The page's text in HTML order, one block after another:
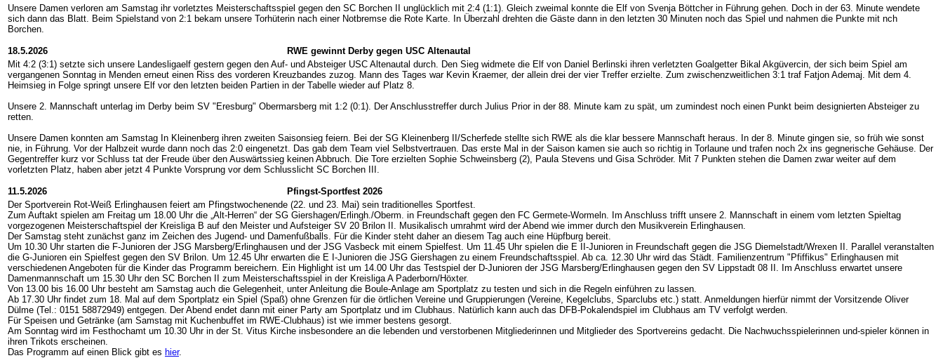
Unsere Damen verloren am Samstag ihr vorletztes Meisterschaftsspiel gegen den SC Borchen II unglücklich mit 2:4 (1:1). Gleich zweimal konnte die Elf von Svenja Böttcher in Führung gehen. Doch in der 63. Minute wendete
sich dann das Blatt. Beim Spielstand von 2:1 bekam unsere Torhüterin nach einer Notbremse die Rote Karte. In Überzahl drehten die Gäste dann in den letzten 30 Minuten noch das Spiel und nahmen die Punkte mit nch
Borchen.
18.5.2026
RWE gewinnt Derby gegen USC Altenautal
Mit 4:2 (3:1) setzte sich unsere Landesligaelf gestern gegen den Auf- und Absteiger USC Altenautal durch. Den Sieg widmete die Elf von Daniel Berlinski ihren verletzten Goalgetter Bikal Akgüvercin, der sich beim Spiel am
vergangenen Sonntag in Menden erneut einen Riss des vorderen Kreuzbandes zuzog. Mann des Tages war Kevin Kraemer, der allein drei der vier Treffer erzielte. Zum zwischenzweitlichen 3:1 traf Fatjon Ademaj. Mit dem 4.
Heimsieg in Folge springt unsere Elf vor den letzten beiden Partien in der Tabelle wieder auf Platz 8.
Unsere 2. Mannschaft unterlag im Derby beim SV "Eresburg" Obermarsberg mit 1:2 (0:1). Der Anschlusstreffer durch Julius Prior in der 88. Minute kam zu spät, um zumindest noch einen Punkt beim designierten Absteiger zu
retten.
Unsere Damen konnten am Samstag In Kleinenberg ihren zweiten Saisonsieg feiern. Bei der SG Kleinenberg II/Scherfede stellte sich RWE als die klar bessere Mannschaft heraus. In der 8. Minute gingen sie, so früh wie sonst
nie, in Führung. Vor der Halbzeit wurde dann noch das 2:0 eingenetzt. Das gab dem Team viel Selbstvertrauen. Das erste Mal in der Saison kamen sie auch so richtig in Torlaune und trafen noch 2x ins gegnerische Gehäuse. Der
Gegentreffer kurz vor Schluss tat der Freude über den Auswärtssieg keinen Abbruch. Die Tore erzielten Sophie Schweinsberg (2), Paula Stevens und Gisa Schröder. Mit 7 Punkten stehen die Damen zwar weiter auf dem
vorletzten Platz, haben aber jetzt 4 Punkte Vorsprung vor dem Schlusslicht SC Borchen III.
11.5.2026
Pfingst-Sportfest 2026
Der Sportverein Rot-Weiß Erlinghausen feiert am Pfingstwochenende (22. und 23. Mai) sein traditionelles Sportfest.
Zum Auftakt spielen am Freitag um 18.00 Uhr die „Alt-Herren“ der SG Giershagen/Erlingh./Oberm. in Freundschaft gegen den FC Germete-Wormeln. Im Anschluss trifft unsere 2. Mannschaft in einem vom letzten Spieltag
vorgezogenen Meisterschaftspiel der Kreisliga B auf den Meister und Aufsteiger SV 20 Brilon II. Musikalisch umrahmt wird der Abend wie immer durch den Musikverein Erlinghausen.
Der Samstag steht zunächst ganz im Zeichen des Jugend- und Damenfußballs. Für die Kinder steht daher an diesem Tag auch eine Hüpfburg bereit.
Um 10.30 Uhr starten die F-Junioren der JSG Marsberg/Erlinghausen und der JSG Vasbeck mit einem Spielfest. Um 11.45 Uhr spielen die E II-Junioren in Freundschaft gegen die JSG Diemelstadt/Wrexen II. Parallel veranstalten
die G-Junioren ein Spielfest gegen den SV Brilon. Um 12.45 Uhr erwarten die E I-Junioren die JSG Giershagen zu einem Freundschaftsspiel. Ab ca. 12.30 Uhr wird das Städt. Familienzentrum "Pfiffikus" Erlinghausen mit
verschiedenen Angeboten für die Kinder das Programm bereichern. Ein Highlight ist um 14.00 Uhr das Testspiel der D-Junioren der JSG Marsberg/Erlinghausen gegen den SV Lippstadt 08 II. Im Anschluss erwartet unsere
Damenmannschaft um 15.30 Uhr den SC Borchen II zum Meisterschaftsspiel in der Kreisliga A Paderborn/Höxter.
Von 13.00 bis 16.00 Uhr besteht am Samstag auch die Gelegenheit, unter Anleitung die Boule-Anlage am Sportplatz zu testen und sich in die Regeln einführen zu lassen.
Ab 17.30 Uhr findet zum 18. Mal auf dem Sportplatz ein Spiel (Spaß) ohne Grenzen für die örtlichen Vereine und Gruppierungen (Vereine, Kegelclubs, Sparclubs etc.) statt. Anmeldungen hierfür nimmt der Vorsitzende Oliver
Dülme (Tel.: 0151 58872949) entgegen. Der Abend endet dann mit einer Party am Sportplatz und im Clubhaus. Natürlich kann auch das DFB-Pokalendspiel im Clubhaus am TV verfolgt werden.
Für Speisen und Getränke (am Samstag mit Kuchenbuffet im RWE-Clubhaus) ist wie immer bestens gesorgt.
Am Sonntag wird im Festhochamt um 10.30 Uhr in der St. Vitus Kirche insbesondere an die lebenden und verstorbenen Mitgliederinnen und Mitglieder des Sportvereins gedacht. Die Nachwuchsspielerinnen und-spieler können in
ihren Trikots erscheinen.
Das Programm auf einen Blick gibt es hier.